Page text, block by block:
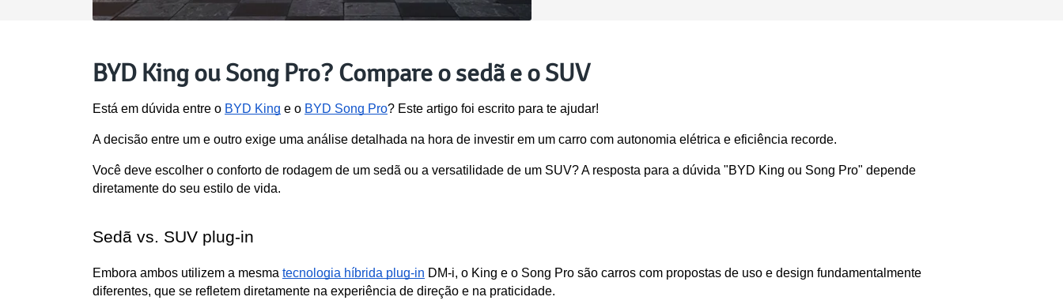
BYD King ou Song Pro? Compare o sedã e o SUV
Está em dúvida entre o BYD King e o BYD Song Pro? Este artigo foi escrito para te ajudar!
A decisão entre um e outro exige uma análise detalhada na hora de investir em um carro com autonomia elétrica e eficiência recorde.
Você deve escolher o conforto de rodagem de um sedã ou a versatilidade de um SUV? A resposta para a dúvida "BYD King ou Song Pro" depende
diretamente do seu estilo de vida.
Sedã vs. SUV plug-in
Embora ambos utilizem a mesma tecnologia híbrida plug-in DM-i, o King e o Song Pro são carros com propostas de uso e design fundamentalmente
diferentes, que se refletem diretamente na experiência de direção e na praticidade.